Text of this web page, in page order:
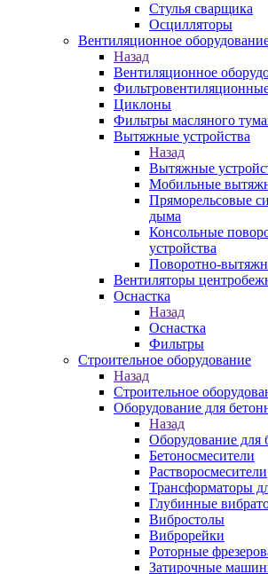
Стулья сварщика
Осцилляторы
Вентиляционное
Назад
Вентиляционное
Циклоны
Фильтры масляного
Вытяжные устройства
Назад
Вытяжные
Мобильные
Пряморельсовые
дыма
Консольные
устройства
Поворотно-
Вентиляторы
Оснастка
Назад
Оснастка
Фильтры
Строительное оборудование
Назад
Строительное
Оборудование для
Назад
Оборудование для
Бетоносмесители
Растворосмесители
Трансформаторы
Глубинные
Вибростолы
Виброрейки
Роторные
Затирочные